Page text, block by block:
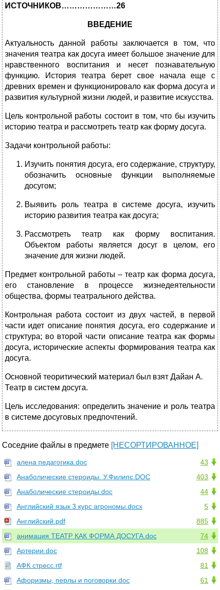
ИСТОЧНИКОВ…………………26
ВВЕДЕНИЕ
Актуальность данной работы заключается в том, что
значения театра как досуга имеет большое значение для
нравственного воспитания и несет познавательную
функцию. История театра берет свое начала еще с
древних времен и функционировало как форма досуга и
развития культурной жизни людей, и развитие искусства.
Цель контрольной работы состоит в том, что бы изучить
историю театра и рассмотреть театр как форму досуга.
Задачи контрольной работы:
Изучить понятия досуга, его содержание, структуру,
обозначить основные функции выполняемые
досугом;
Выявить роль театра в системе досуга, изучить
историю развития театра как досуга;
Рассмотреть театр как форму воспитания.
Объектом работы является досуг в целом, его
значение для жизни людей.
Предмет контрольной работы – театр как форма досуга,
его становление в процессе жизнедеятельности
общества, формы театрального действа.
Контрольная работа состоит из двух частей, в первой
части идет описание понятия досуга, его содержание и
структура; во второй части описание театра как формы
досуга, исторические аспекты формирования театра как
досуга.
Основной теоритический материал был взят Дайан А.
Театр в систем досуга.
Цель исследования: определить значение и роль театра
в системе досуговых предпочтений.
Соседние файлы в предмете [НЕСОРТИРОВАННОЕ]
43
алена педагогика.doc
403
Анаболические стероиды. У.Филипс.DOC
44
Анаболические стероиды.doc
5
Английский язык 3 курс агрономы.docx
885
Английский.pdf
74
анимация ТЕАТР КАК ФОРМА ДОСУГА.doc
108
Артерии.doc
81
АФК стресс.rtf
61
Афоризмы, перлы и поговорки.doc